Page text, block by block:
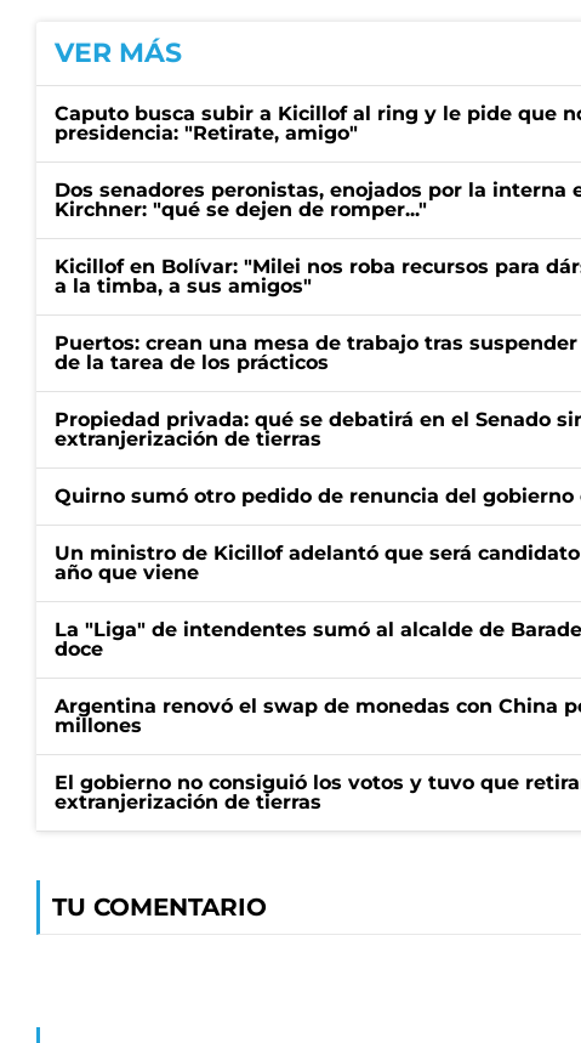
VER MÁS
Caputo busca subir a Kicillof al ring y le pide que
presidencia: "Retirate, amigo"
Dos senadores peronistas, enojados por la interna
Kirchner: "qué se dejen de romper..."
Kicillof en Bolívar: "Milei nos roba recursos para
a la timba, a sus amigos"
Puertos: crean una mesa de trabajo tras
de la tarea de los prácticos
Propiedad privada: qué se debatirá en el Senado
extranjerización de tierras
Quirno sumó otro pedido de renuncia del
Un ministro de Kicillof adelantó que será
año que viene
La "Liga" de intendentes sumó al alcalde de
doce
Argentina renovó el swap de monedas con China
millones
El gobierno no consiguió los votos y tuvo que
extranjerización de tierras
TU COMENTARIO